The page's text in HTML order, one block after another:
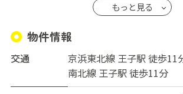
※共用スペースは週2回定期清掃に入
テムキッチンで自炊も可能です。
※全室テンキーロックを使用しており
ィ面も安心です。
※ゲストハウス内は全面禁煙となって
もっと見る
物件情報
交通
京浜東北線 王子駅 徒歩11
南北線 王子駅 徒歩11分